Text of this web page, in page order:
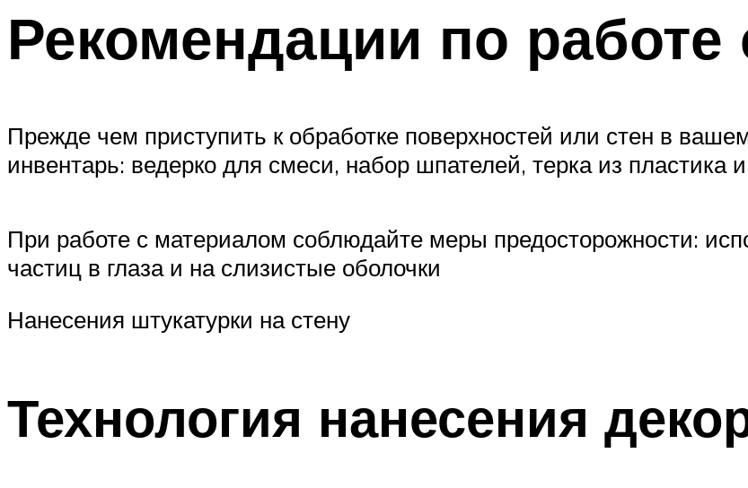
Рекомендации по работе
Прежде чем приступить к обработке поверхностей или стен в
инвентарь: ведерко для смеси, набор шпателей, терка из пластика
При работе с материалом соблюдайте меры предосторожности:
частиц в глаза и на слизистые оболочки
Нанесения штукатурки на стену
Технология нанесения